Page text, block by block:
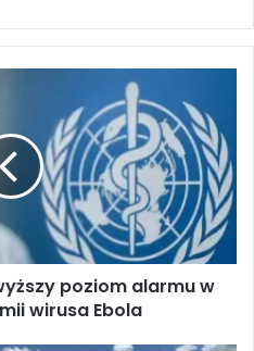
poziom alarmu w
wirusa Ebola